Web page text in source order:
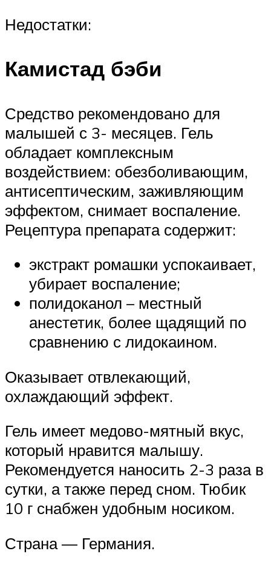
Недостатки:
Камистад бэби
Средство рекомендовано для
малышей с 3- месяцев. Гель
обладает комплексным
воздействием: обезболивающим,
антисептическим, заживляющим
эффектом, снимает воспаление.
Рецептура препарата содержит:
экстракт ромашки успокаивает,
убирает воспаление;
полидоканол – местный
анестетик, более щадящий по
сравнению с лидокаином.
Оказывает отвлекающий,
охлаждающий эффект.
Гель имеет медово-мятный вкус,
который нравится малышу.
Рекомендуется наносить 2-3 раза в
сутки, а также перед сном. Тюбик
10 г снабжен удобным носиком.
Страна — Германия.